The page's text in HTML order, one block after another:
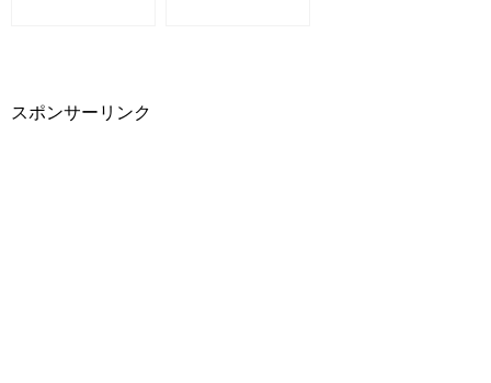
スポンサーリンク